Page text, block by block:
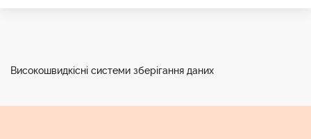
Високошвидкісні системи зберігання даних